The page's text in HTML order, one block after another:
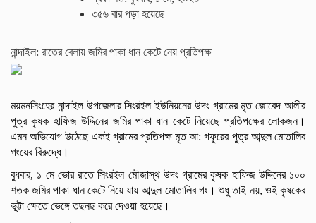
৩৫৬ বার পড়া হয়েছে
নান্দাইল: রাতের বেলায় জমির পাকা ধান কেটে নেয় প্রতিপক্ষ
ময়মনসিংহের নান্দাইল উপজেলার সিংরইল ইউনিয়নের উদং গ্রামের মৃত জোবেদ আলীর
পুত্র কৃষক হাফিজ উদ্দিনের জমির পাকা ধান কেটে নিয়েছে প্রতিপক্ষের লোকজন।
এমন অভিযোগ উঠেছে একই গ্রামের প্রতিপক্ষ মৃত আ: গফুরের পুত্র আব্দুল মোতালিব
গংয়ের বিরুদ্ধে।
বুধবার, ১ মে ভোর রাতে সিংরইল মৌজাস্থ উদং গ্রামের কৃষক হাফিজ উদ্দিনের ১০০
শতক জমির পাকা ধান কেটে নিয়ে যায় আব্দুল মোতালিব গং। শুধু তাই নয়, ওই কৃষকের
ভূট্টা ক্ষেতে ভেঙ্গে তছনছ করে দেওয়া হয়েছে।